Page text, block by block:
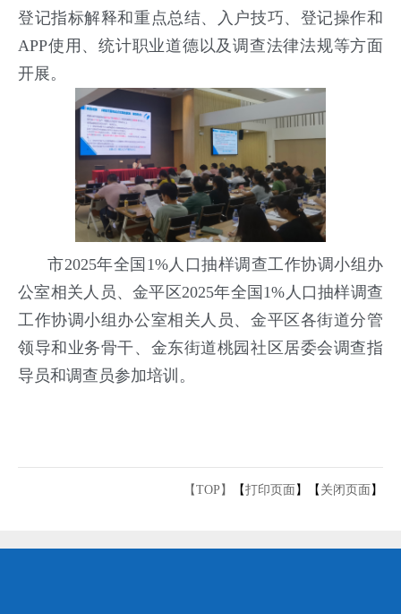
登记指标解释和重点总结、入户技巧、登记操作和
APP使用、统计职业道德以及调查法律法规等方面
开展。
市2025年全国1%人口抽样调查工作协调小组办
公室相关人员、金平区2025年全国1%人口抽样调查
工作协调小组办公室相关人员、金平区各街道分管
领导和业务骨干、金东街道桃园社区居委会调查指
导员和调查员参加培训。
【TOP】 【打印页面】【 关闭页面】